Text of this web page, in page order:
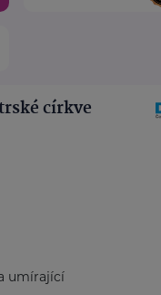
církve
umírající